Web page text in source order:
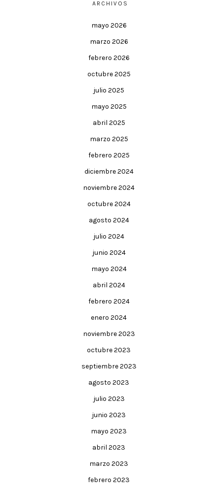
ARCHIVOS
mayo 2026
marzo 2026
febrero 2026
octubre 2025
julio 2025
mayo 2025
abril 2025
marzo 2025
febrero 2025
diciembre 2024
noviembre 2024
octubre 2024
agosto 2024
julio 2024
junio 2024
mayo 2024
abril 2024
febrero 2024
enero 2024
noviembre 2023
octubre 2023
septiembre 2023
agosto 2023
julio 2023
junio 2023
mayo 2023
abril 2023
marzo 2023
febrero 2023